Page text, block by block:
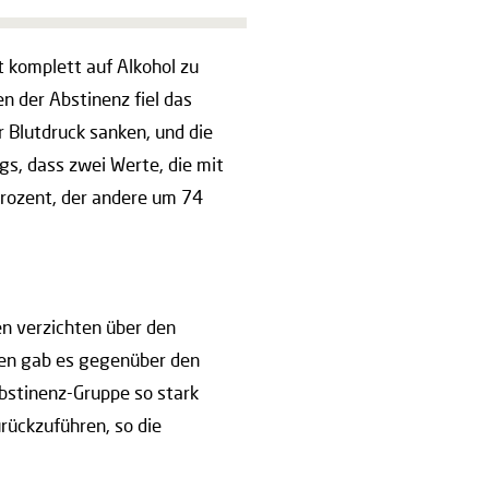
komplett auf Alkohol zu
der Abstinenz fiel das
sanken, und die
dass zwei Werte, die mit
der andere um 74
verzichten über den
gab es gegenüber den
Gruppe so stark
so die